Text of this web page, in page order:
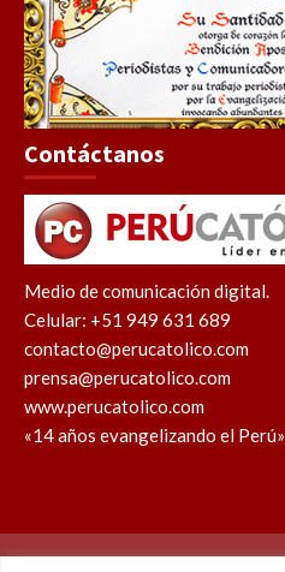
Contáctanos
Medio de comunicación digital.
Celular: +51 949 631 689
contacto@perucatolico.com
prensa@perucatolico.com
www.perucatolico.com
«14 años evangelizando el Perú»